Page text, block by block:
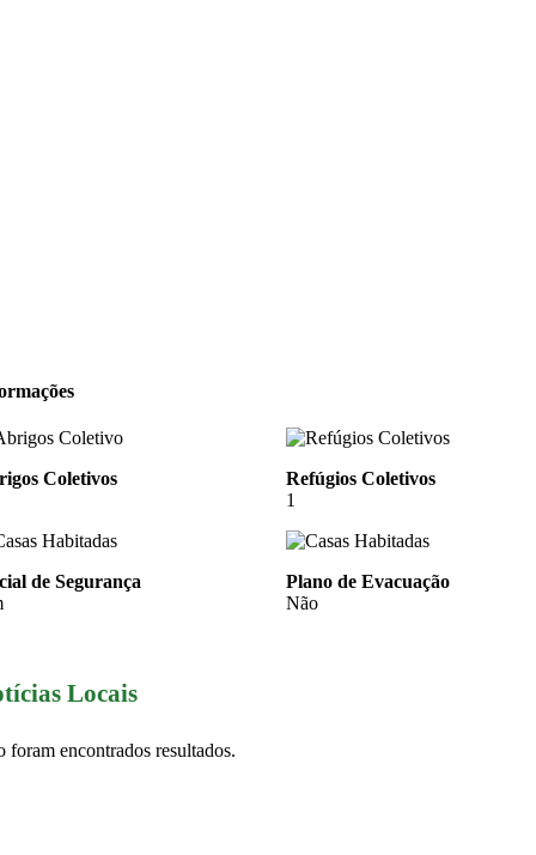
Coletivos
Refúgios Coletivos
1
de Segurança
Plano de Evacuação
Não
Locais
foram encontrados resultados.